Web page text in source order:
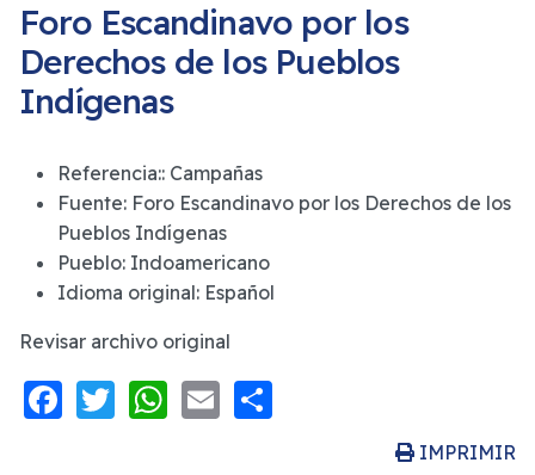
Foro Escandinavo por los
Derechos de los Pueblos
Indígenas
Referencia:: Campañas
Fuente: Foro Escandinavo por los Derechos de los
Pueblos Indígenas
Pueblo: Indoamericano
Idioma original: Español
Revisar archivo original
Facebook
Twitter
WhatsApp
Email
IMPRIMIR